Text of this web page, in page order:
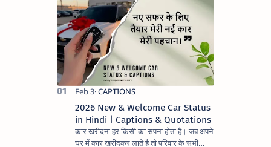
2026 New & Welcome Car Status
in Hindi | Captions & Quotations
कार खरीदना हर किसी का सपना होता है। जब अपने
घर में कार खरीदकर लाते है तो परिवार के सभी